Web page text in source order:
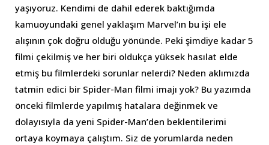
yaşıyoruz. Kendimi de dahil ederek baktığımda
kamuoyundaki genel yaklaşım Marvel’ın bu işi ele
alışının çok doğru olduğu yönünde. Peki şimdiye kadar 5
filmi çekilmiş ve her biri oldukça yüksek hasılat elde
etmiş bu filmlerdeki sorunlar nelerdi? Neden aklımızda
tatmin edici bir Spider-Man filmi imajı yok? Bu yazımda
önceki filmlerde yapılmış hatalara değinmek ve
dolayısıyla da yeni Spider-Man’den beklentilerimi
ortaya koymaya çalıştım. Siz de yorumlarda neden